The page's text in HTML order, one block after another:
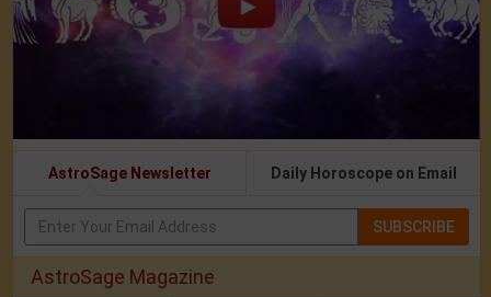
AstroSage Newsletter Daily Horoscope on Email
SUBSCRIBE
AstroSage Magazine